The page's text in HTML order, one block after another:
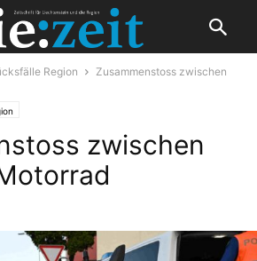
Region
Zusammenstoss zwischen
zwischen